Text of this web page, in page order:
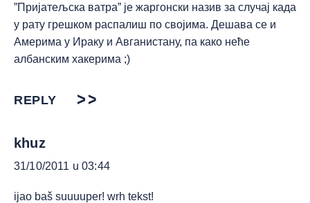
”Пријатељска ватра” је жаргонски назив за случај када
у рату грешком распалиш по својима. Дешава се и
Америма у Ираку и Авганистану, па како неће
албанским хакерима ;)
REPLY
khuz
31/10/2011 u 03:44
ijao baš suuuuper! wrh tekst!